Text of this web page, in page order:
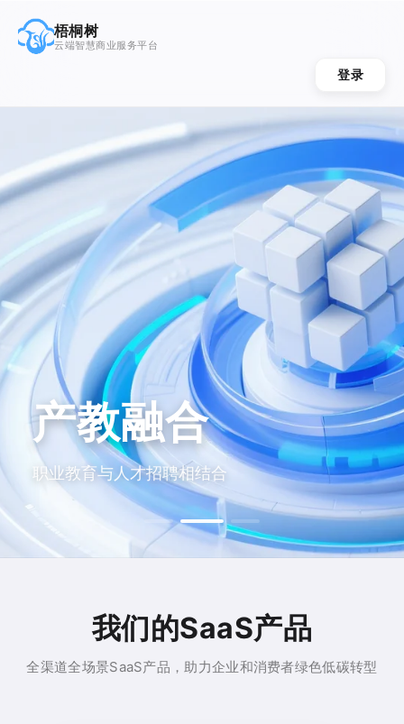
梧桐树
云端智慧商业服务平台
登录
产教融合
职业教育与人才招聘相结合
我们的SaaS产品
全渠道全场景SaaS产品，助力企业和消费者绿色低碳转型